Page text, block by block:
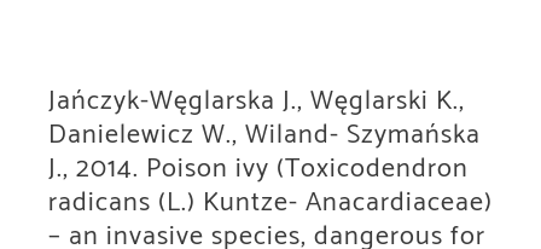
2014.
Prezydenci,
senatorowie,
marszałkowie
i
Jańczyk-Węglarska J., Węglarski K.,
Danielewicz W., Wiland- Szymańska
J., 2014. Poison ivy (Toxicodendron
radicans (L.) Kuntze- Anacardiaceae)
– an invasive species, dangerous for